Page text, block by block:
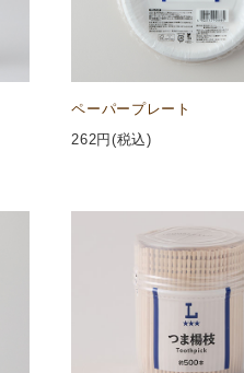
ペーパープレート
262円(税込)